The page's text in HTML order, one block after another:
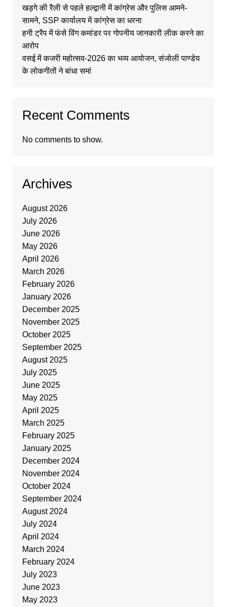
खड़गे की रैली से पहले हल्द्वानी में कांग्रेस और पुलिस आमने-
सामने, SSP कार्यालय में कांग्रेस का धरना
हनी ट्रैप में फंसे विंग कमांडर पर गोपनीय जानकारी लीक करने का
आरोप
वसई में कजरी महोत्सव-2026 का भव्य आयोजन, संजोली पाण्डेय
के लोकगीतों ने बांधा समां
Recent Comments
No comments to show.
Archives
August 2026
July 2026
June 2026
May 2026
April 2026
March 2026
February 2026
January 2026
December 2025
November 2025
October 2025
September 2025
August 2025
July 2025
June 2025
May 2025
April 2025
March 2025
February 2025
January 2025
December 2024
November 2024
October 2024
September 2024
August 2024
July 2024
April 2024
March 2024
February 2024
July 2023
June 2023
May 2023